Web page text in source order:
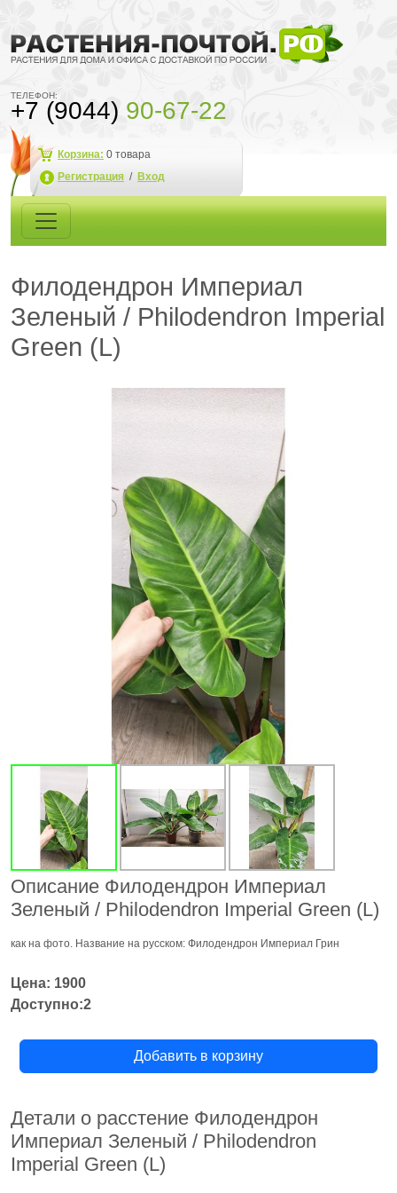
ТЕЛЕФОН:
+7 (9044) 90-67-22
Корзина: 0 товара
Регистрация / Вход
Филодендрон Империал
Зеленый / Philodendron Imperial
Green (L)
Описание Филодендрон Империал
Зеленый / Philodendron Imperial Green (L)
как на фото. Название на русском: Филодендрон Империал Грин
Цена: 1900
Доступно:2
Добавить в корзину
Детали о расстение Филодендрон
Империал Зеленый / Philodendron
Imperial Green (L)